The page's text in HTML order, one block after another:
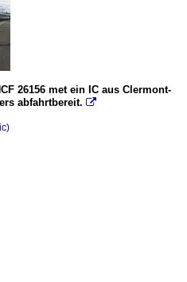
26156 met ein IC aus Clermont-
abfahrtbereit. 